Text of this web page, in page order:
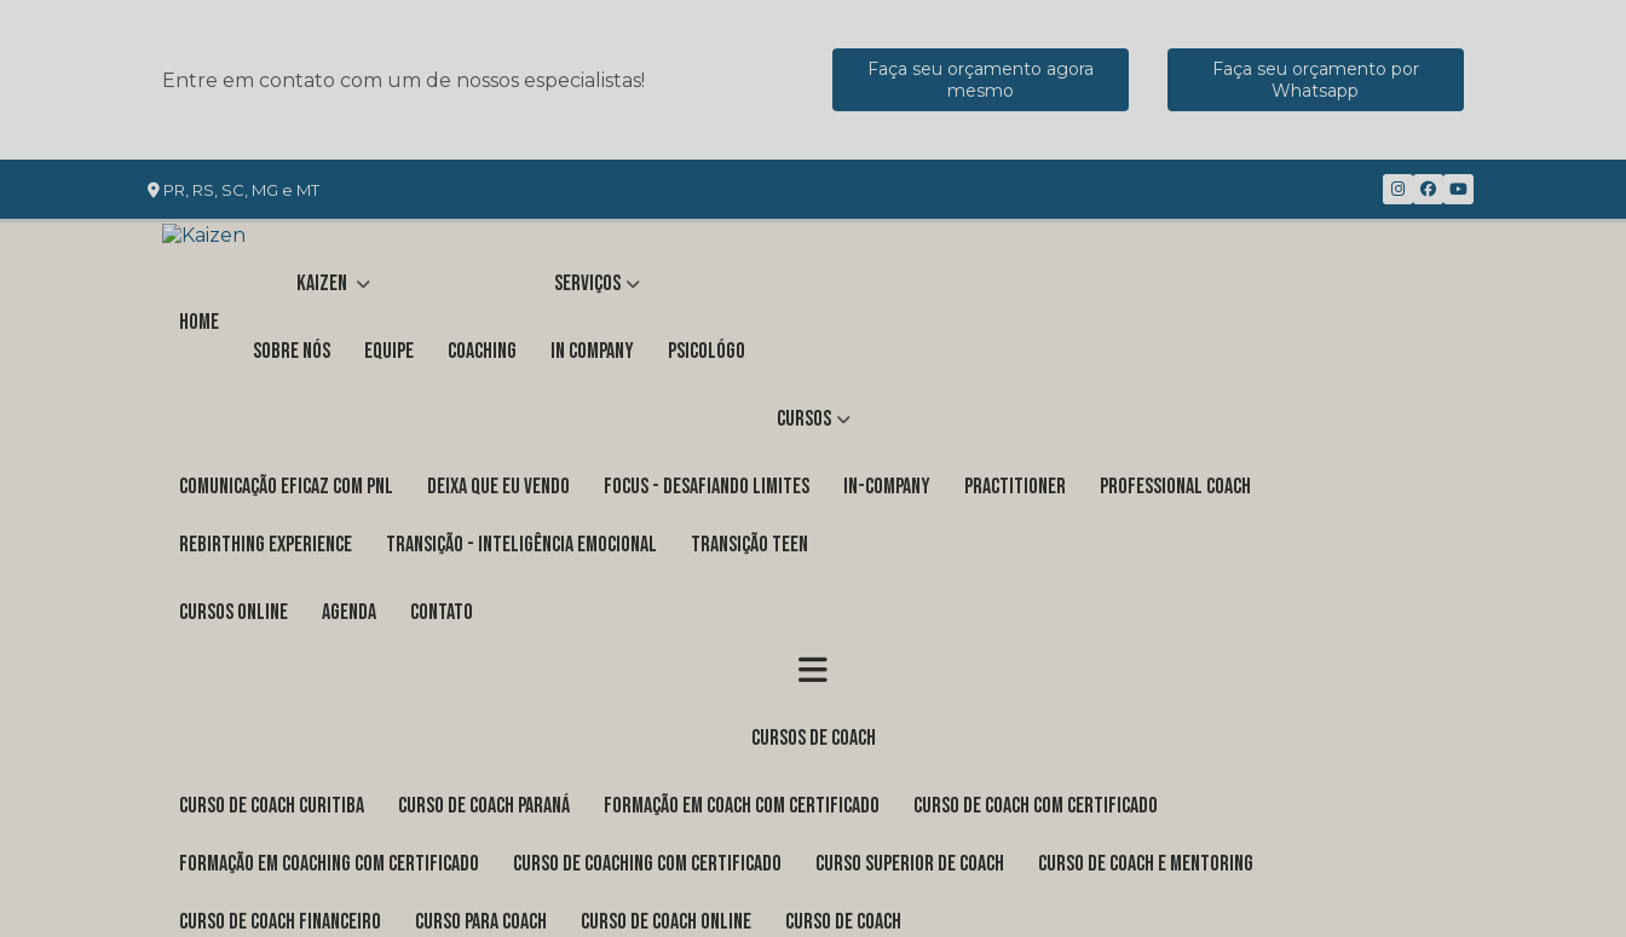
Entre em contato com um de nossos especialistas!
Faça seu orçamento agora
mesmo
Faça seu orçamento por
Whatsapp
PR, RS, SC, MG e MT
Home
Kaizen
Sobre nós Equipe
Serviços
Coaching in company Psicológo
Cursos
COMUNICAÇÃO EFICAZ COM PNL DEIXA QUE EU VENDO FOCUS - DESAFIANDO LIMITES In-Company PRACTITIONER PROFESSIONAL COACH
REBIRTHING EXPERIENCE TRANSIÇÃO - INTELIGÊNCIA EMOCIONAL TRANSIÇÃO TEEN
Cursos Online Agenda Contato
cursos de coach
curso de coach Curitiba curso de coach Paraná formação em coach com certificado curso de coach com certificado
formação em coaching com certificado curso de coaching com certificado curso superior de coach curso de coach e mentoring
curso de coach financeiro curso para coach curso de coach online curso de coach